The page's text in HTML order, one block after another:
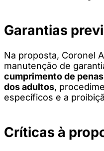
Garantias
Na proposta, Coronel
manutenção de
cumprimento de
dos adultos,
específicos e a
Críticas à